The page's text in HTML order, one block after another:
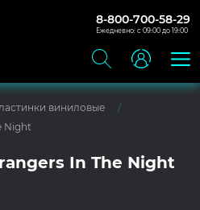
8-800-700-58-29
Ежедневно: с 09:00 до 19:00
виниловые
Night
In The Night